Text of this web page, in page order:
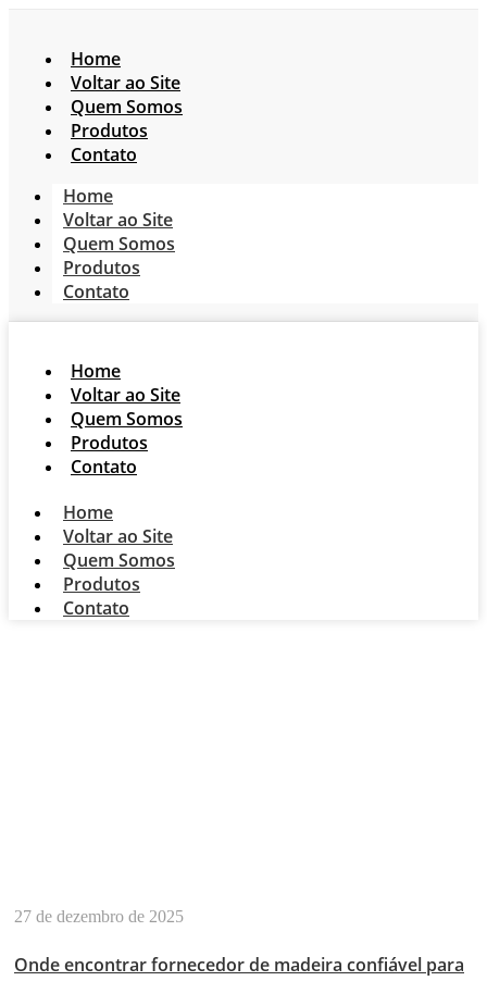
Home
Voltar ao Site
Quem Somos
Produtos
Contato
Home
Voltar ao Site
Quem Somos
Produtos
Contato
Home
Voltar ao Site
Quem Somos
Produtos
Contato
Home
Voltar ao Site
Quem Somos
Produtos
Contato
27 de dezembro de 2025
Onde encontrar fornecedor de madeira confiável para